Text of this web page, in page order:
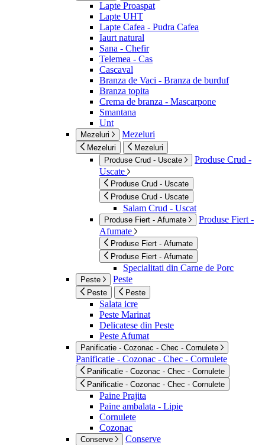
Lapte Proaspat
Lapte UHT
Lapte Cafea - Pudra Cafea
Iaurt natural
Sana - Chefir
Telemea - Cas
Cascaval
Branza de Vaci - Branza de burduf
Branza topita
Crema de branza - Mascarpone
Smantana
Unt
Mezeluri Mezeluri
Mezeluri
Mezeluri
Produse Crud - Uscate
Produse Crud -
Uscate
Produse Crud - Uscate
Produse Crud - Uscate
Salam Crud - Uscat
Produse Fiert - Afumate
Produse Fiert -
Afumate
Produse Fiert - Afumate
Produse Fiert - Afumate
Specialitati din Carne de Porc
Peste Peste
Peste Peste
Salata icre
Peste Marinat
Delicatese din Peste
Peste Afumat
Panificatie - Cozonac - Chec - Cornulete
Panificatie - Cozonac - Chec - Cornulete
Panificatie - Cozonac - Chec - Cornulete
Panificatie - Cozonac - Chec - Cornulete
Paine Prajita
Paine ambalata - Lipie
Cornulete
Cozonac
Conserve Conserve